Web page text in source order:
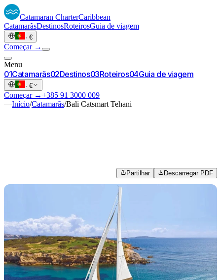
Catamaran CharterCaribbean
CatamarãsDestinosRoteirosGuia de viagem
· €
Começar →
Menu
01Catamarãs02Destinos03Roteiros04Guia de viagem
· €
Começar →+385 91 3000 009
—Início/Catamarãs/Bali Catsmart Tehani
Partilhar Descarregar PDF